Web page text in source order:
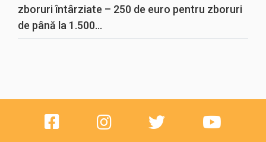
zboruri întârziate – 250 de euro pentru zboruri
de până la 1.500...